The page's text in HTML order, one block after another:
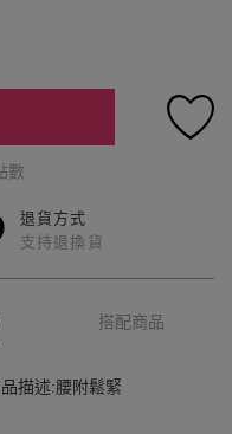
數
退貨方式
支持退換貨
搭配商品
描述:腰附鬆緊